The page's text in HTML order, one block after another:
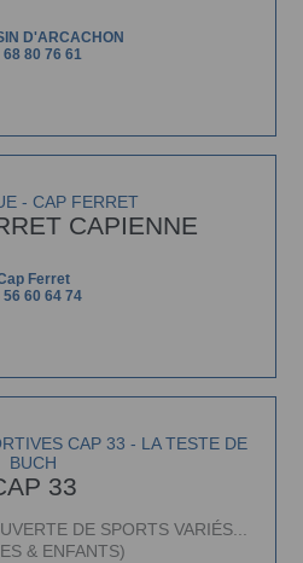
D'ARCACHON
68 80 76 61
- CAP FERRET
CAPIENNE
Ferret
56 60 64 74
CAP 33 - LA TESTE DE
BUCH
33
DE SPORTS VARIÉS...
& ENFANTS)